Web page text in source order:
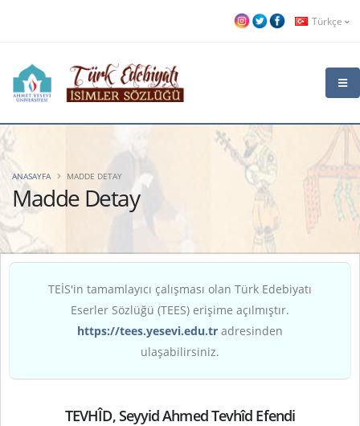
Türkçe
Madde Detay
ANASAYFA MADDE DETAY
TEİS'in tamamlayıcı çalışması olan Türk Edebiyatı
Eserler Sözlüğü (TEES) erişime açılmıştır.
https://tees.yesevi.edu.tr adresinden
ulaşabilirsiniz.
TEVHÎD, Seyyid Ahmed Tevhîd Efendi